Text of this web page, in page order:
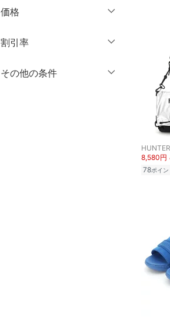
スーツ・フォーマル
水着・スイムグッズ
着物・浴衣・和装小物
9
10
クリア
価格
絞り込み
割引率
％OFF～ ％OFF
その他の条件
HUNTER
8,580円
78ポイン